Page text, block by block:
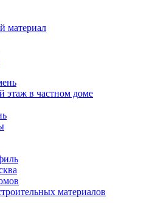
материал
этаж в частном доме
материалов